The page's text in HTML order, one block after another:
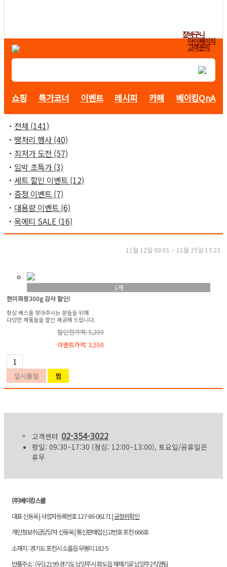
장바구니
마이페이지
고객문의
쇼핑 특가코너 이벤트 레시피 카페 베이킹QnA
ㆍ 전체 (141)
ㆍ 땡처리 행사 (40)
ㆍ 최저가 도전 (57)
ㆍ 임박 초특가 (3)
ㆍ 세트 할인 이벤트 (12)
ㆍ 증정 이벤트 (7)
ㆍ 대용량 이벤트 (6)
ㆍ 옥에티 SALE (16)
11월 12일 00:01 ~ 11월 25일 13:23
1개
현미퍼핑300g 감사 할인!
항상 베스를 찾아주시는 분들을 위해
다양한 제품들을 할인 제공해 드립니다.
할인전가격: 5,200
이벤트가격:3,550
고객센터 02-354-3022
평일: 09:30~17:30 (점심: 12:00~13:00), 토요일/공휴일은
휴무
(주)베이킹스쿨
대표 신동욱 | 사업자등록번호 127-86-06171 |공정위확인
개인정보취급담당자 신동욱 | 통신판매업신고번호 포천 666호
소재지 : 경기도 포천시 소흘읍 무봉리 182-5
반품주소 : (우)12199 경기도 남양주시 화도읍 재재기로 남양주2직영팀